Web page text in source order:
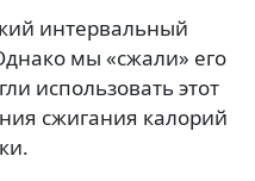
интервальный
мы «сжали» его
использовать этот
сжигания калорий